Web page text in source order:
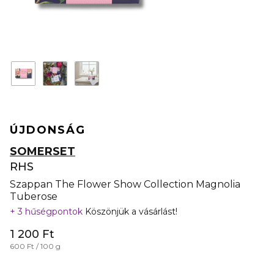
ÚJDONSÁG
SOMERSET
RHS
Szappan The Flower Show Collection Magnolia
Tuberose
3 hűségpontok Köszönjük a vásárlást!
1 200 Ft
600 Ft / 100 g